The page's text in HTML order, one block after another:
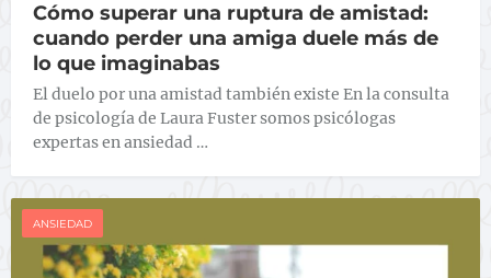
Cómo superar una ruptura de amistad:
cuando perder una amiga duele más de
lo que imaginabas
El duelo por una amistad también existe En la consulta
de psicología de Laura Fuster somos psicólogas
expertas en ansiedad …
ANSIEDAD